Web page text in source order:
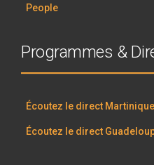
People
Programmes &
Écoutez le direct Martinique
Écoutez le direct